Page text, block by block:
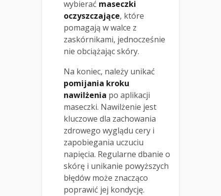
wybierać maseczki
oczyszczające, które
pomagają w walce z
zaskórnikami, jednocześnie
nie obciążając skóry.
Na koniec, należy unikać
pomijania kroku
nawilżenia po aplikacji
maseczki. Nawilżenie jest
kluczowe dla zachowania
zdrowego wyglądu cery i
zapobiegania uczuciu
napięcia. Regularne dbanie o
skórę i unikanie powyższych
błędów może znacząco
poprawić jej kondycję.